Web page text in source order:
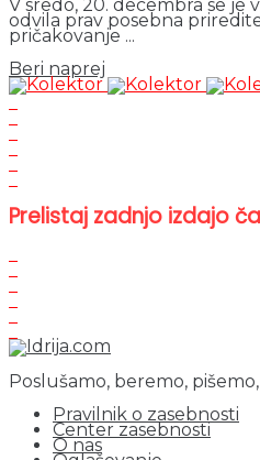
V sredo, 20. decembra se je
odvila prav posebna
pričakovanje ...
Beri naprej
Prelistaj zadnjo izdajo
Poslušamo, beremo,
Pravilnik o zasebnosti
Center zasebnosti
O nas